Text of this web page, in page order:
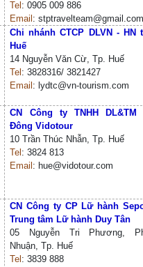
Tel : 0905 009 886
Email :
Chi nhánh CTCP DLVN - HN
Huế
14 Nguyễn Văn Cừ, Tp. Huế
Tel : 3828316/ 3821427
Email : lydtc@vn-tourism.com
CN Công ty TNHH DL&TM
Đông Vidotour
10 Trần Thúc Nhẫn, Tp. Huế
Tel : 3824 813
Email : hue@vidotour.com
CN Công ty CP Lữ hành
Trung tâm Lữ hành Duy Tân
05 Nguyễn Tri Phương,
Nhuận, Tp. Huế
Tel : 3839 888